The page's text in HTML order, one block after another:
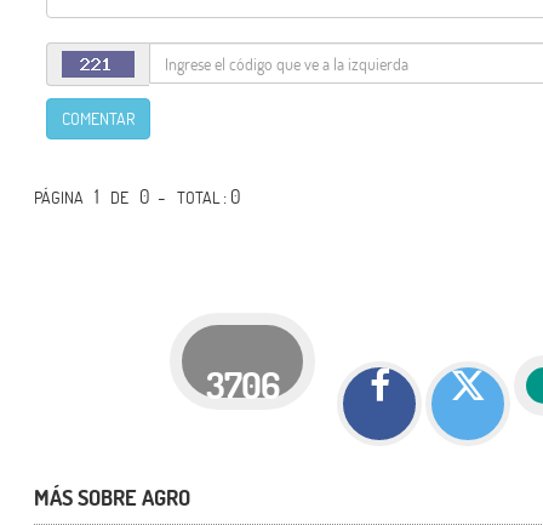
COMENTAR
PÁGINA 1 DE 0 -TOTAL: 0
3706
MÁS SOBRE AGRO